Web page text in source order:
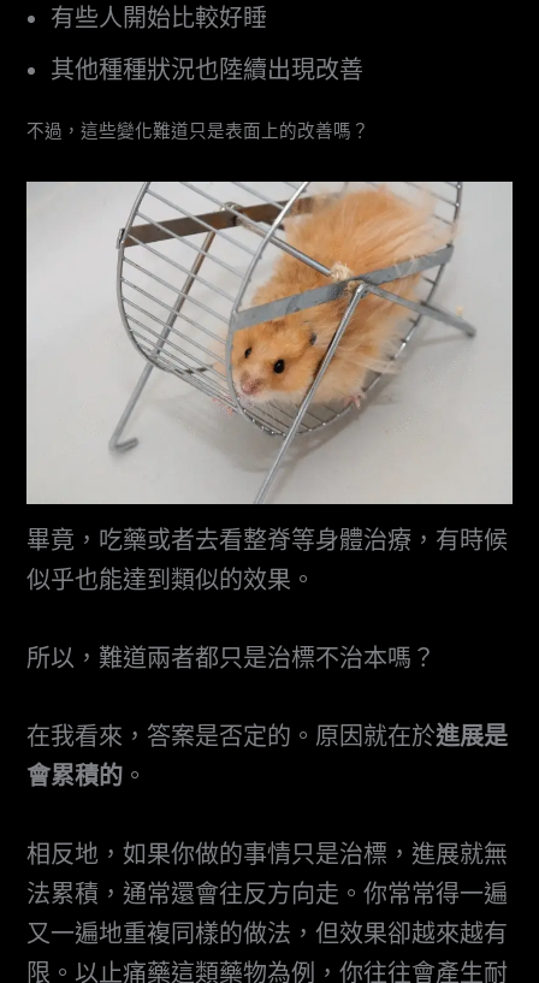
有些人開始比較好睡
其他種種狀況也陸續出現改善
不過，這些變化難道只是表面上的改善嗎？
畢竟，吃藥或者去看整脊等身體治療，有時候
似乎也能達到類似的效果。
所以，難道兩者都只是治標不治本嗎？
在我看來，答案是否定的。原因就在於進展是
會累積的 。
相反地，如果你做的事情只是治標，進展就無
法累積，通常還會往反方向走。你常常得一遍
又一遍地重複同樣的做法，但效果卻越來越有
限。以止痛藥這類藥物為例，你往往會產生耐